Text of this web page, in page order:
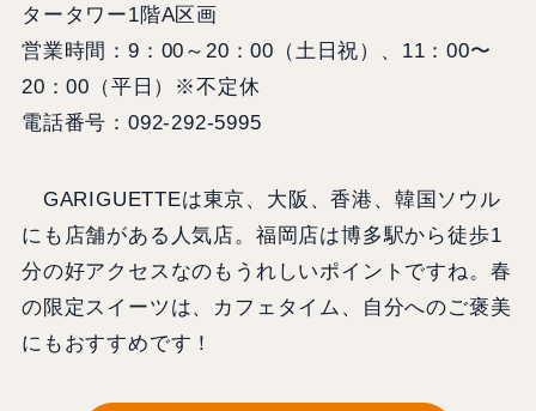
タータワー1階A区画
営業時間：9：00～20：00（土日祝）、11：00〜
20：00（平日）※不定休
電話番号：092-292-5995
GARIGUETTEは東京、大阪、香港、韓国ソウル
にも店舗がある人気店。福岡店は博多駅から徒歩1
分の好アクセスなのもうれしいポイントですね。春
の限定スイーツは、カフェタイム、自分へのご褒美
にもおすすめです！